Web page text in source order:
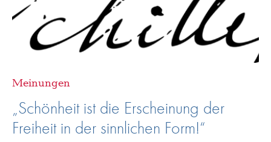
Meinungen
„Schönheit ist die Erscheinung der
Freiheit in der sinnlichen Form!“